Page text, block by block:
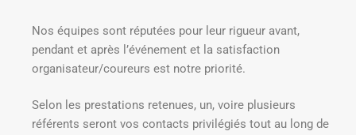
Nos équipes sont réputées pour leur rigueur avant,
pendant et après l’événement et la satisfaction
organisateur/coureurs est notre priorité.
Selon les prestations retenues, un, voire plusieurs
référents seront vos contacts privilégiés tout au long de